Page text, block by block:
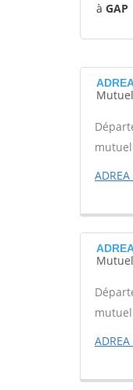
à GAP